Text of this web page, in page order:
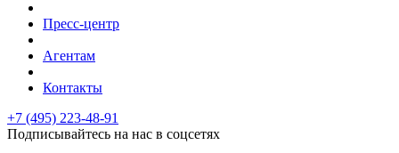
Пресс-центр
Агентам
Контакты
+7 (495) 223-48-91
Подписывайтесь на нас в соцсетях